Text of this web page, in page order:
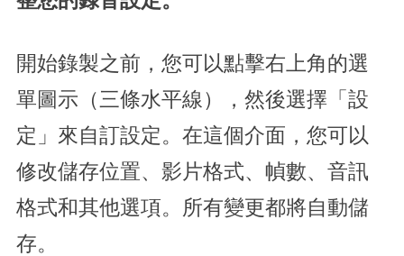
開始錄製之前，您可以點擊右上角的選
單圖示（三條水平線），然後選擇「設
定」來自訂設定。在這個介面，您可以
修改儲存位置、影片格式、幀數、音訊
格式和其他選項。所有變更都將自動儲
存。